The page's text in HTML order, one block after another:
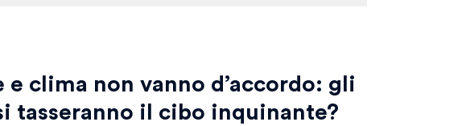
e clima non vanno d’accordo: gli
tasseranno il cibo inquinante?